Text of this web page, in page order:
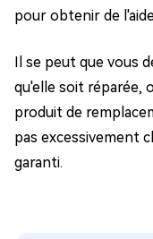
pour obtenir de
Il se peut que vous
qu'elle soit réparée,
produit de
pas excessivement
garanti.